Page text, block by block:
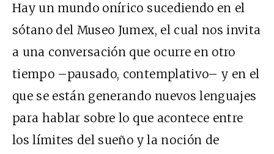
Hay un mundo onírico sucediendo en el
sótano del Museo Jumex, el cual nos invita
a una conversación que ocurre en otro
tiempo –pausado, contemplativo– y en el
que se están generando nuevos lenguajes
para hablar sobre lo que acontece entre
los límites del sueño y la noción de